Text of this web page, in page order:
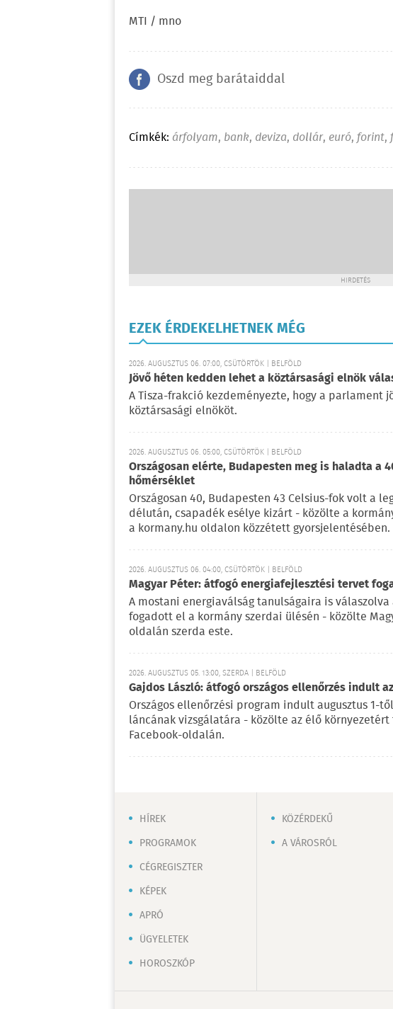
MTI / mno
Oszd meg barátaiddal
Címkék: árfolyam, bank, deviza, dollár, euró,forint,
HIRDETÉS
EZEK ÉRDEKELHETNEK MÉG
2026. AUGUSZTUS 06. 07:00, CSÜTÖRTÖK | BELFÖLD
Jövő héten kedden lehet a köztársasági elnök
A Tisza-frakció kezdeményezte, hogy a parlament
köztársasági elnököt.
2026. AUGUSZTUS 06. 05:00, CSÜTÖRTÖK | BELFÖLD
Országosan elérte, Budapesten meg is haladta a
hőmérséklet
Országosan 40, Budapesten 43 Celsius-fok volt a
délután, csapadék esélye kizárt - közölte a
a kormany.hu oldalon közzétett gyorsjelentésében.
2026. AUGUSZTUS 06. 04:00, CSÜTÖRTÖK | BELFÖLD
Magyar Péter: átfogó energiafejlesztési tervet
A mostani energiaválság tanulságaira is
fogadott el a kormány szerdai ülésén - közölte
oldalán szerda este.
2026. AUGUSZTUS 05. 13:00, SZERDA | BELFÖLD
Gajdos László: átfogó országos ellenőrzés indult
Országos ellenőrzési program indult augusztus 1-
láncának vizsgálatára - közölte az élő
Facebook-oldalán.
HÍREK
PROGRAMOK
CÉGREGISZTER
KÉPEK
APRÓ
ÜGYELETEK
HOROSZKÓP
KÖZÉRDEKŰ
A VÁROSRÓL